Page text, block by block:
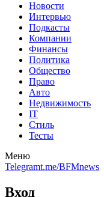
Новости
Интервью
Подкасты
Компании
Финансы
Политика
Общество
Право
Авто
Недвижимость
IT
Стиль
Тесты
Меню
Telegramt.me/BFMnews
Вход